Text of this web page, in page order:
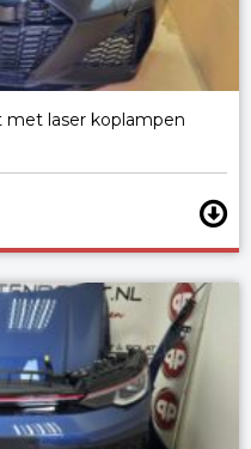
met laser koplampen